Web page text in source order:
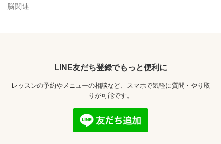
脳関連
LINE友だち登録でもっと便利に
レッスンの予約やメニューの相談など、スマホで気軽に質問・やり取
りが可能です。